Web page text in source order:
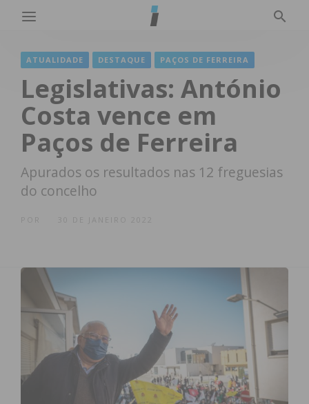
ATUALIDADE DESTAQUE PAÇOS DE FERREIRA
Legislativas: António
Costa vence em
Paços de Ferreira
Apurados os resultados nas 12 freguesias
do concelho
30 DE JANEIRO 2022